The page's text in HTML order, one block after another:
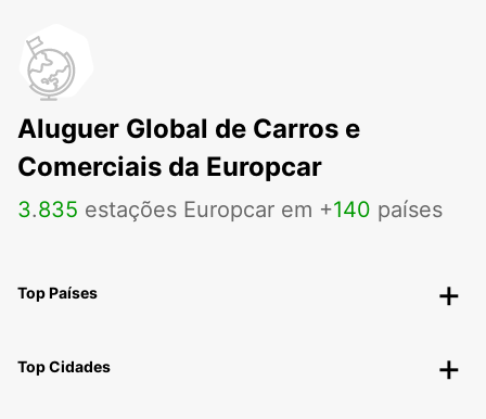
Aluguer Global de Carros e
Comerciais da Europcar
3.835 estações Europcar em +140 países
Top Países
Top Cidades